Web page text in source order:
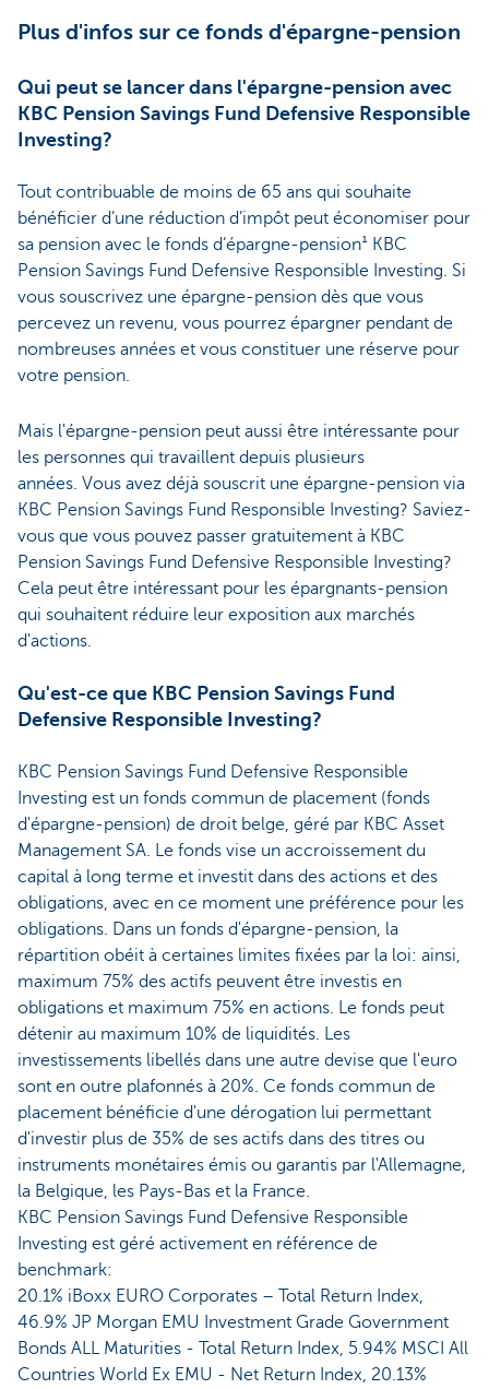
Plus d'infos sur ce fonds d'épargne-pension
Qui peut se lancer dans l'épargne-pension avec
KBC Pension Savings Fund Defensive Responsible
Investing?
Tout contribuable de moins de 65 ans qui souhaite
bénéficier d’une réduction d’impôt peut économiser pour
sa pension avec le fonds d’épargne-pension¹ KBC
Pension Savings Fund Defensive Responsible Investing. Si
vous souscrivez une épargne-pension dès que vous
percevez un revenu, vous pourrez épargner pendant de
nombreuses années et vous constituer une réserve pour
votre pension.
Mais l'épargne-pension peut aussi être intéressante pour
les personnes qui travaillent depuis plusieurs
années. Vous avez déjà souscrit une épargne-pension via
KBC Pension Savings Fund Responsible Investing? Saviez-
vous que vous pouvez passer gratuitement à KBC
Pension Savings Fund Defensive Responsible Investing?
Cela peut être intéressant pour les épargnants-pension
qui souhaitent réduire leur exposition aux marchés
d'actions.
Qu'est-ce que KBC Pension Savings Fund
Defensive Responsible Investing?
KBC Pension Savings Fund Defensive Responsible
Investing est un fonds commun de placement (fonds
d'épargne-pension) de droit belge, géré par KBC Asset
Management SA. Le fonds vise un accroissement du
capital à long terme et investit dans des actions et des
obligations, avec en ce moment une préférence pour les
obligations. Dans un fonds d'épargne-pension, la
répartition obéit à certaines limites fixées par la loi: ainsi,
maximum 75% des actifs peuvent être investis en
obligations et maximum 75% en actions. Le fonds peut
détenir au maximum 10% de liquidités. Les
investissements libellés dans une autre devise que l'euro
sont en outre plafonnés à 20%. Ce fonds commun de
placement bénéficie d'une dérogation lui permettant
d'investir plus de 35% de ses actifs dans des titres ou
instruments monétaires émis ou garantis par l'Allemagne,
la Belgique, les Pays-Bas et la France.
KBC Pension Savings Fund Defensive Responsible
Investing est géré activement en référence de
benchmark:
20.1% iBoxx EURO Corporates – Total Return Index,
46.9% JP Morgan EMU Investment Grade Government
Bonds ALL Maturities - Total Return Index, 5.94% MSCI All
Countries World Ex EMU - Net Return Index, 20.13%